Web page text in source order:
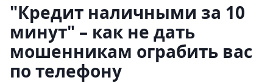
"Кредит наличными за 10
минут" – как не дать
мошенникам ограбить вас
по телефону